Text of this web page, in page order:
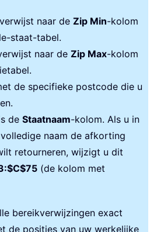
verwijst naar de Zip Min-kolom
staat-tabel.
naar de Zip Max-kolom
de specifieke postcode die u
de Staatnaam-kolom. Als u in
naam de afkorting
retourneren, wijzigt u dit
(de kolom met
bereikverwijzingen exact
de posities van uw werkelijke